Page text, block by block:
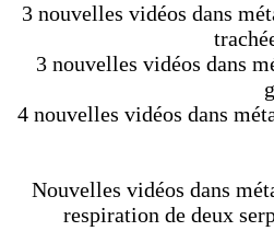
3 nouvelles vidéos dans
3 nouvelles vidéos dans
4 nouvelles vidéos dans
Nouvelles vidéos dans
respiration de deux